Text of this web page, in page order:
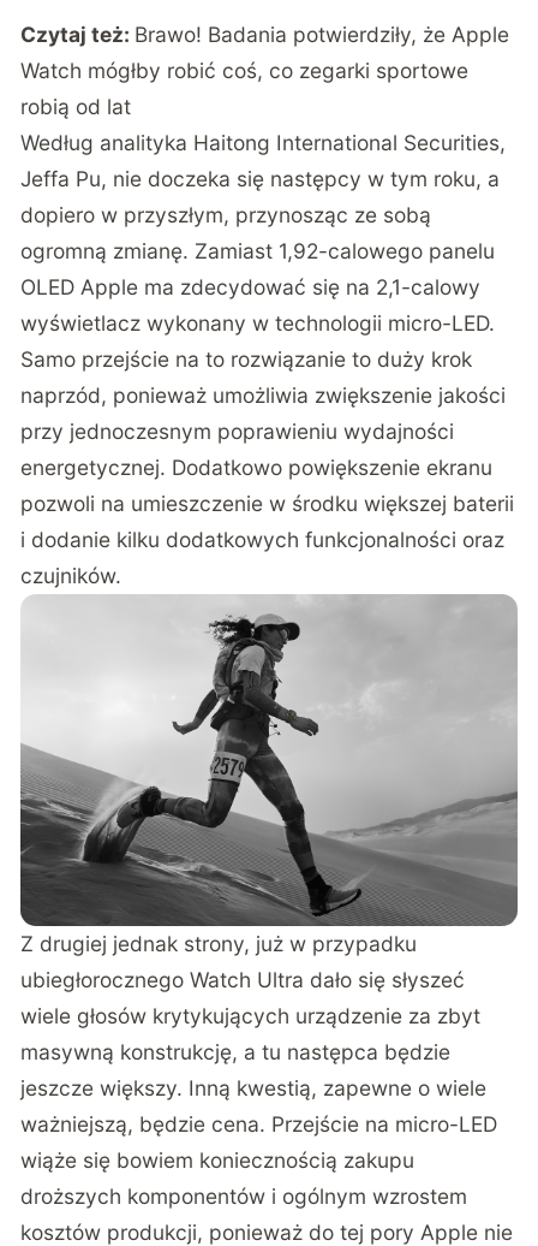
Czytaj też: Brawo! Badania potwierdziły, że Apple
Watch mógłby robić coś, co zegarki sportowe
robią od lat
Według analityka Haitong International Securities,
Jeffa Pu, nie doczeka się następcy w tym roku, a
dopiero w przyszłym, przynosząc ze sobą
ogromną zmianę. Zamiast 1,92-calowego panelu
OLED Apple ma zdecydować się na 2,1-calowy
wyświetlacz wykonany w technologii micro-LED.
Samo przejście na to rozwiązanie to duży krok
naprzód, ponieważ umożliwia zwiększenie jakości
przy jednoczesnym poprawieniu wydajności
energetycznej. Dodatkowo powiększenie ekranu
pozwoli na umieszczenie w środku większej baterii
i dodanie kilku dodatkowych funkcjonalności oraz
czujników.
Z drugiej jednak strony, już w przypadku
ubiegłorocznego Watch Ultra dało się słyszeć
wiele głosów krytykujących urządzenie za zbyt
masywną konstrukcję, a tu następca będzie
jeszcze większy. Inną kwestią, zapewne o wiele
ważniejszą, będzie cena. Przejście na micro-LED
wiąże się bowiem koniecznością zakupu
droższych komponentów i ogólnym wzrostem
kosztów produkcji, ponieważ do tej pory Apple nie